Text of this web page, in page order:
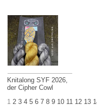
Knitalong SYF 2026,
der Cipher Cowl
1 2 3 4 5 6 7 8 9 10 11 12 13